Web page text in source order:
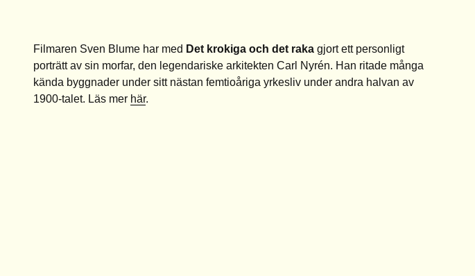
Filmaren Sven Blume har med Det krokiga och det raka gjort ett personligt
porträtt av sin morfar, den legendariske arkitekten Carl Nyrén. Han ritade många
kända byggnader under sitt nästan femtioåriga yrkesliv under andra halvan av
1900-talet. Läs mer här.